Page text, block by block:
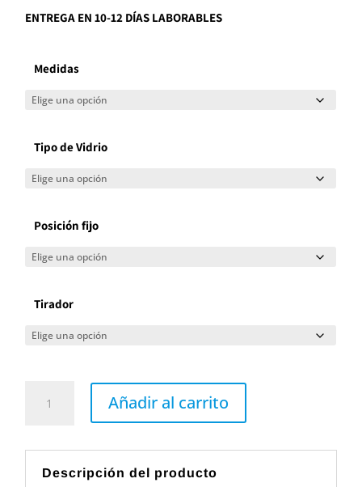
ENTREGA EN 10-12 DÍAS LABORABLES
Medidas
Tipo de Vidrio
Posición fijo
Tirador
ducha
BARCELONA
cantidad
Añadir al carrito
Descripción del producto